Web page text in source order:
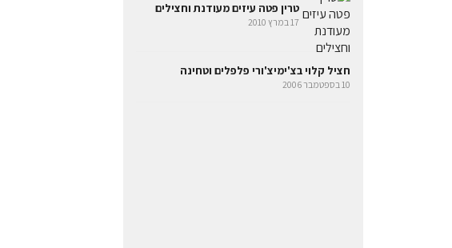
טרין פטה עיזים מעודנת וחצילים
17 במרץ 2010
חציל קלוי בצ'ימיצ'ורי פלפלים וטחינה
10 בספטמבר 2006